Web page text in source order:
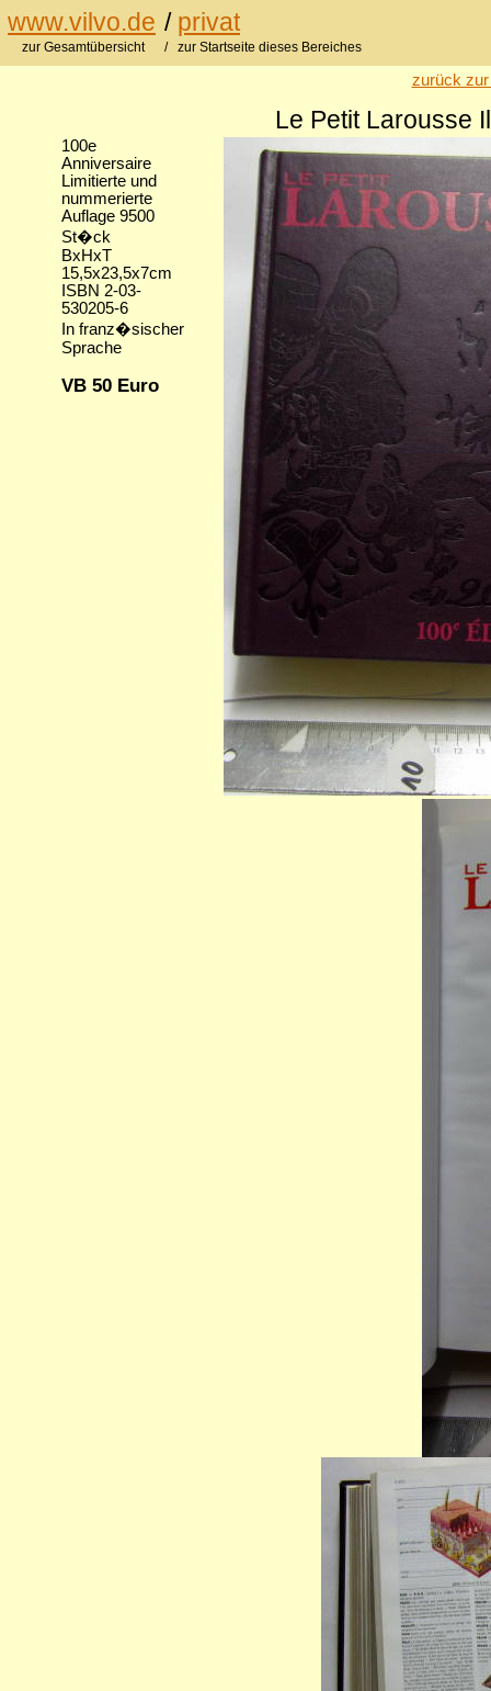
www.vilvo.de / privat
zur Gesamtübersicht / zur Startseite dieses Bereiches
zurück
Le Petit Larousse
100e
Anniversaire
Limitierte und
nummerierte
Auflage 9500
St�ck
BxHxT
15,5x23,5x7cm
ISBN 2-03-
530205-6
In franz�sischer
Sprache
VB 50 Euro